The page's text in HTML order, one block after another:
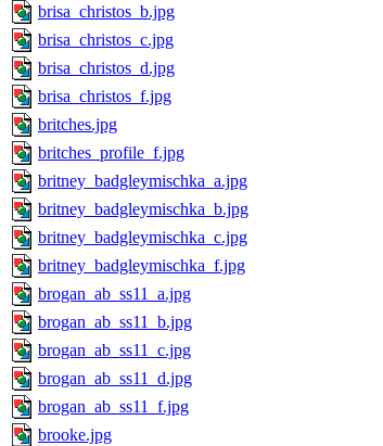
brisa_christos_b.jpg
brisa_christos_c.jpg
brisa_christos_d.jpg
brisa_christos_f.jpg
britches.jpg
britches_profile_f.jpg
britney_badgleymischka_a.jpg
britney_badgleymischka_b.jpg
britney_badgleymischka_c.jpg
britney_badgleymischka_f.jpg
brogan_ab_ss11_a.jpg
brogan_ab_ss11_b.jpg
brogan_ab_ss11_c.jpg
brogan_ab_ss11_d.jpg
brogan_ab_ss11_f.jpg
brooke.jpg